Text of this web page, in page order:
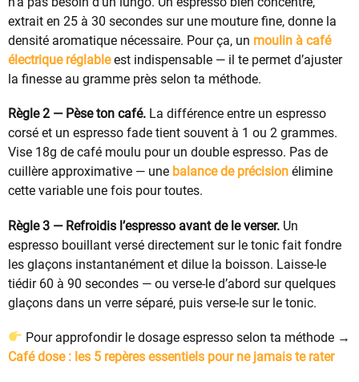
extrait en 25 à 30 secondes sur une mouture fine, donne la
densité aromatique nécessaire. Pour ça, un moulin à café
électrique réglableest indispensable — il te permet d’ajuster
la finesse au gramme près selon ta méthode.
Règle 2 — Pèse ton café. La différence entre un espresso
corsé et un espresso fade tient souvent à 1 ou 2 grammes.
Vise 18g de café moulu pour un double espresso. Pas de
cuillère approximative — une balance de précision élimine
cette variable une fois pour toutes.
Règle 3 — Refroidis l’espresso avant de le verser. Un
espresso bouillant versé directement sur le tonic fait fondre
les glaçons instantanément et dilue la boisson. Laisse-le
tiédir 60 à 90 secondes — ou verse-le d’abord sur quelques
glaçons dans un verre séparé, puis verse-le sur le tonic.
Pour approfondir le dosage espresso selon ta méthode →
Café dose : les 5 repères essentiels pour ne jamais te rater